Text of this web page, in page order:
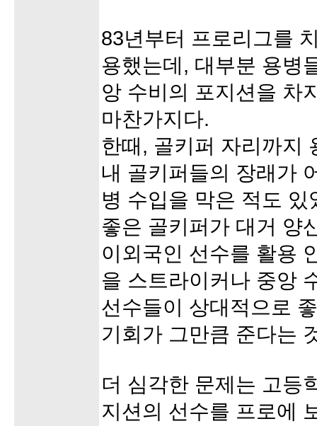
83년부터 프로리그를
용했는데, 대부분 용병
앙 수비의 포지션을 차
마찬가지다.
한때, 골키퍼 자리까지
내 골키퍼들의 장래가
병 수입을 막은 적도
좋은 골키퍼가 대거 양
이외국인 선수를 활용
을 스트라이커나 중앙
선수들이 상대적으로
기회가 그만큼 준다는
더 심각한 문제는 고등
지션의 선수를 프로에